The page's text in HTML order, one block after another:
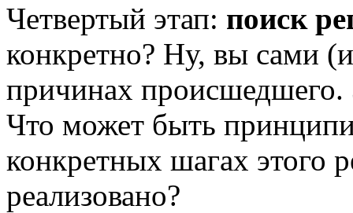
Четвертый этап: поиск
конкретно? Ну, вы сами
причинах происшедшего.
Что может быть
конкретных шагах этого
реализовано?